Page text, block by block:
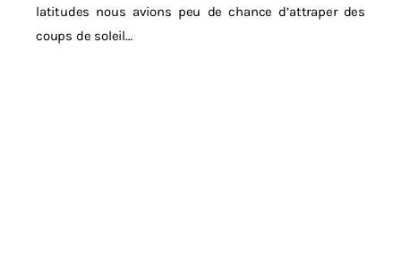
latitudes nous avions peu de chance d’attraper des
coups de soleil…